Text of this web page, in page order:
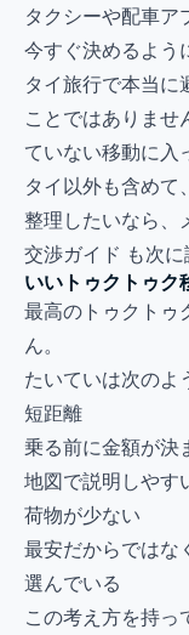
タクシーや配車ア
今すぐ決めるよう
タイ旅行で本当に
ことではありませ
ていない移動に入
タイ以外も含めて
整理したいなら、
交渉ガイド も次
いいトゥクトゥク
最高のトゥクトゥ
ん。
たいていは次のよ
短距離
乗る前に金額が決
地図で説明しやす
荷物が少ない
最安だからではな
選んでいる
この考え方を持っ